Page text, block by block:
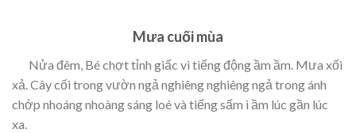
Mưa cuối mùa
Nửa đêm, Bé chợt tỉnh giấc vì tiếng động ầm ầm. Mưa xối
xả. Cây cối trong vườn ngả nghiêng nghiêng ngả trong ánh
chớp nhoáng nhoàng sáng loé và tiếng sấm ì ầm lúc gần lúc
xa.